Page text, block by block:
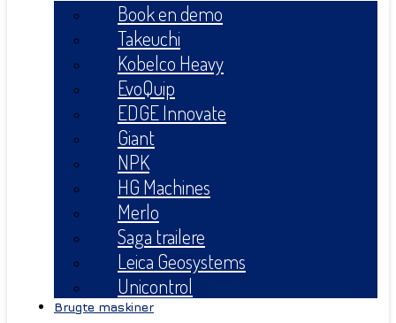
Book en demo
Takeuchi
Kobelco Heavy
EvoQuip
EDGE Innovate
Giant
NPK
HG Machines
Merlo
Saga trailere
Leica Geosystems
Unicontrol
Brugte maskiner